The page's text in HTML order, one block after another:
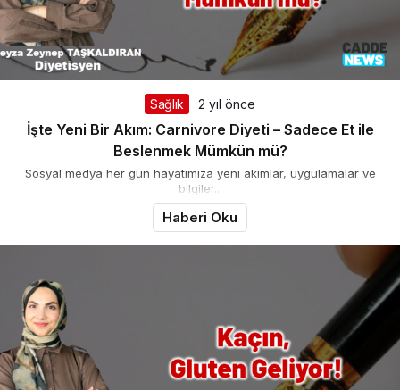
Sağlık 2 yıl önce
İşte Yeni Bir Akım: Carnivore Diyeti – Sadece Et ile
Beslenmek Mümkün mü?
Sosyal medya her gün hayatımıza yeni akımlar, uygulamalar ve
bilgiler...
Haberi Oku